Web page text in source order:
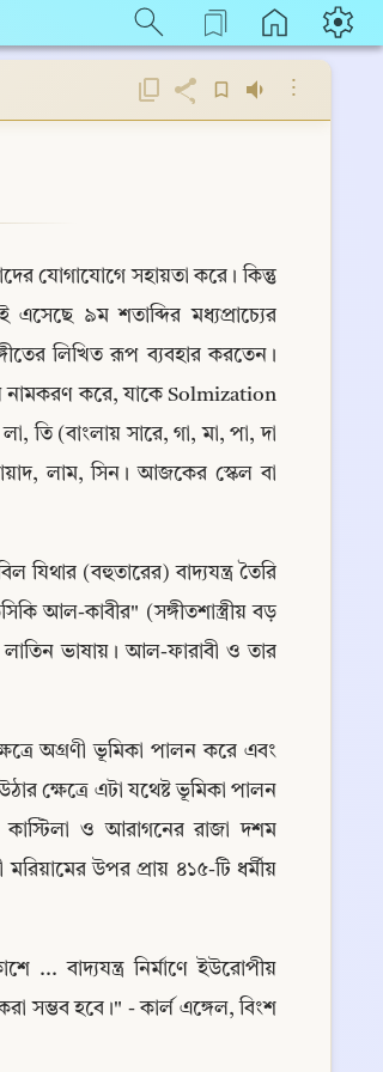
⋮
যোগাযোগে সহায়তা করে। কিন্তু
এসেছে ৯ম শতাব্দির মধ্যপ্রাচ্যের
লিখিত রূপ ব্যবহার করতেন।
নামকরণ করে, যাকে Solmization
তি (বাংলায় সারে, গা, মা, পা, দা
লাম, সিন। আজকের স্কেল বা
(বহুতারের) বাদ্যযন্ত্র তৈরি
আল-কাবীর" (সঙ্গীতশাস্ত্রীয় বড়
লাতিন ভাষায়। আল-ফারাবী ও তার
অগ্রণী ভূমিকা পালন করে এবং
ক্ষেত্রে এটা যথেষ্ট ভূমিকা পালন
ও আরাগনের রাজা দশম
উপর প্রায় ৪১৫-টি ধর্মীয়
বাদ্যযন্ত্র নির্মাণে ইউরোপীয়
সম্ভব হবে।" - কার্ল এঙ্গেল, বিংশ